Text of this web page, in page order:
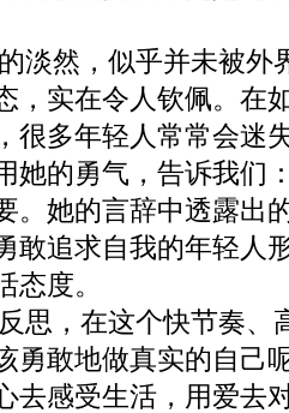
淡然，似乎并未被外
，实在令人钦佩。在
很多年轻人常常会迷
她的勇气，告诉我们
。她的言辞中透露出
敢追求自我的年轻人
态度。
思，在这个快节奏、
勇敢地做真实的自己
去感受生活，用爱去